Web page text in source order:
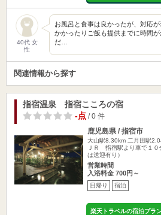
40代 女
性
お風呂と食事は良かったが、対応
かかったりご飯も提供までに時間
だ…
関連情報から探す
指宿温泉 指宿こころの宿
-点/ 0 件
鹿児島県 / 指宿市
大山駅8.30km 二月田駅
ＪＲ 指宿駅より車で１０
は送迎有り）
営業時間
入浴料金 700円～
日帰り 宿泊
楽天トラベルの宿泊プラ